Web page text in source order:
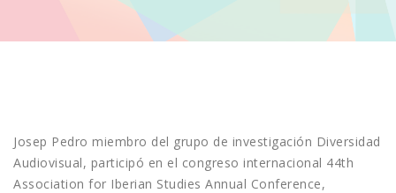
Josep Pedro miembro del grupo de investigación Diversidad
Audiovisual, participó en el congreso internacional 44th
Association for Iberian Studies Annual Conference,